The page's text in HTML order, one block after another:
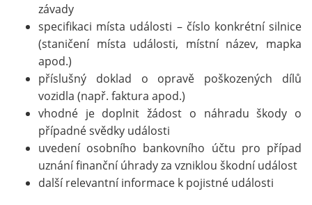
závady
specifikaci místa události – číslo konkrétní silnice
(staničení místa události, místní název, mapka
apod.)
příslušný doklad o opravě poškozených dílů
vozidla (např. faktura apod.)
vhodné je doplnit žádost o náhradu škody o
případné svědky události
uvedení osobního bankovního účtu pro případ
uznání finanční úhrady za vzniklou škodní událost
další relevantní informace k pojistné události